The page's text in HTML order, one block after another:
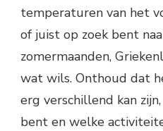
temperaturen van het
of juist op zoek bent
zomermaanden,
wat wils. Onthoud dat
erg verschillend kan
bent en welke